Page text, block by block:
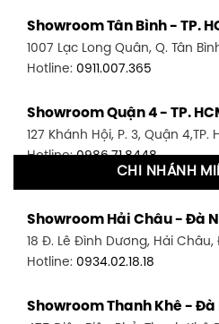
Showroom Tân Bình - TP.
1007 Lạc Long Quân, Q. Tân
Hotline: 0911.007.365
Showroom Quận 4 - TP.
127 Khánh Hội, P. 3, Quận 4,TP.
Hotline:0986.71.8448
1411 Đường 3/2, P. 16, Quận 11,
Hotline:0906.256.759
1448 Huỳnh Tấn Phát, Phú
CHI NHÁNH
Showroom Hải Châu - Đà
18 Đ. Lê Đình Dương, Hải
Hotline: 0934.02.18.18
Showroom Thanh Khê - Đà